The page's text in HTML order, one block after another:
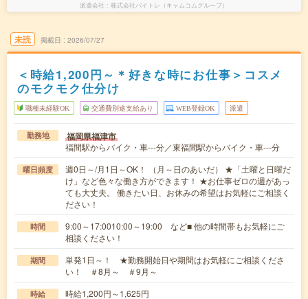
派遣会社 株式会社バイトレ（キャムコムグループ）
未読 掲載日 2026/07/27
＜時給1,200円～＊好きな時にお仕事＞コスメ
のモクモク仕分け
職種未経験OK 交通費別途支給あり WEB登録OK 派遣
勤務地 福岡県福津市
福間駅からバイク・車---分／東福間駅からバイク・車---分
曜日頻度
週0日～/月1日～OK！ （月～日のあいだ） ★「土曜と日曜だ
け」など色々な働き方ができます！ ★お仕事ゼロの週があっ
ても大丈夫。 働きたい日、お休みの希望はお気軽にご相談く
ださい！
時間
9:00～17:0010:00～19:00 など■ 他の時間帯もお気軽にご
相談ください！
期間
単発1日～！ ★勤務開始日や期間はお気軽にご相談くださ
い！ ＃8月～ ＃9月～
時給 時給1,200円～1,625円